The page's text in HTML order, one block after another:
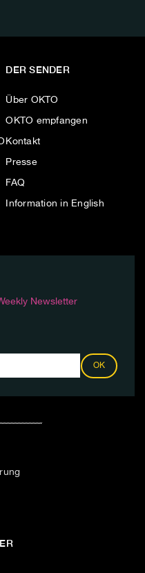
DER SENDER
Über OKTO
OKTO empfangen
Kontakt
Presse
FAQ
Information in English
Newsletter
OK